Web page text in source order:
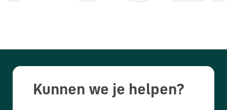
Kunnen we je helpen?